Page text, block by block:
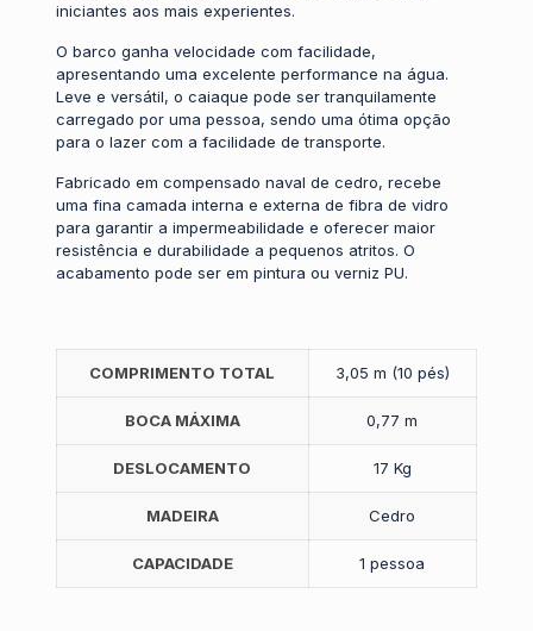
iniciantes aos mais experientes.
O barco ganha velocidade com facilidade,
apresentando uma excelente performance na água.
Leve e versátil, o caiaque pode ser tranquilamente
carregado por uma pessoa, sendo uma ótima opção
para o lazer com a facilidade de transporte.
Fabricado em compensado naval de cedro, recebe
uma fina camada interna e externa de fibra de vidro
para garantir a impermeabilidade e oferecer maior
resistência e durabilidade a pequenos atritos. O
acabamento pode ser em pintura ou verniz PU.
COMPRIMENTO TOTAL 3,05 m (10 pés)
BOCA MÁXIMA 0,77 m
DESLOCAMENTO 17 Kg
MADEIRA Cedro
CAPACIDADE 1 pessoa